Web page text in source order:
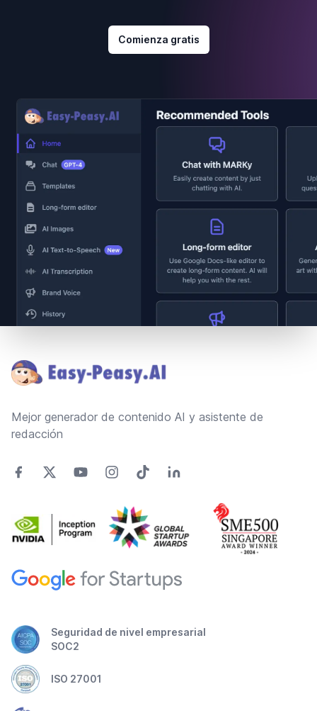
Comienza gratis
Mejor generador de contenido AI y asistente de
redacción
Seguridad de nivel empresarial
SOC2
ISO 27001